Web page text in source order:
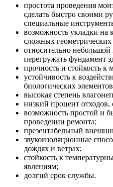
простота проведения
сделать быстро своими
специальные
возможность укладки
сложных геометрических
относительно небольшой
перегружать фундамент
прочность и стойкость к
устойчивость к
биологических
высокая степень
низкий процент
возможность простой и
проведении ремонта;
презентабельный
звукоизоляционные
дождях и ветрах;
стойкость к
явлениям;
долгий срок службы.